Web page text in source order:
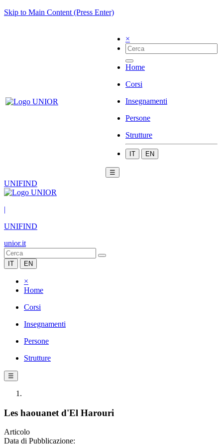
Skip to Main Content (Press Enter)
×
Home
Corsi
Insegnamenti
Persone
Strutture
IT EN
☰
UNIFIND
|
UNIFIND
unior.it
IT EN
×
Home
Corsi
Insegnamenti
Persone
Strutture
☰
Les haouanet d'El Harouri
Articolo
Data di Pubblicazione: